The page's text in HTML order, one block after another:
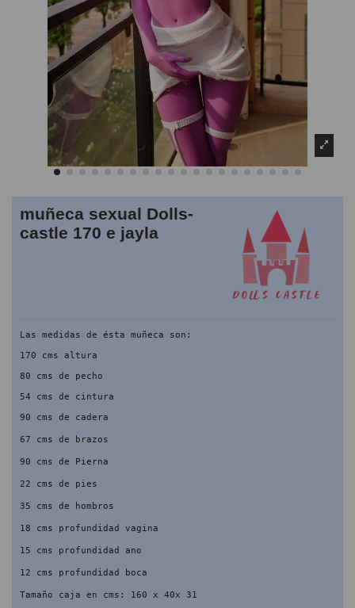
muñeca sexual Dolls-
castle 170 e jayla
Las medidas de ésta muñeca son:
170 cms altura
80 cms de pecho
54 cms de cintura
90 cms de cadera
67 cms de brazos
90 cms de Pierna
22 cms de pies
35 cms de hombros
18 cms profundidad vagina
15 cms profundidad ano
12 cms profundidad boca
Tamaño caja en cms: 160 x 40x 31